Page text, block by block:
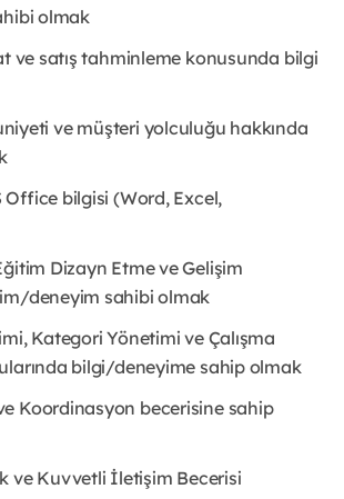
olmak
ve satış tahminleme konusunda bilgi
ve müşteri yolculuğu hakkında
bilgisi (Word, Excel,
Dizayn Etme ve Gelişim
deneyim sahibi olmak
Kategori Yönetimi ve Çalışma
bilgi/deneyime sahip olmak
Koordinasyon becerisine sahip
ve Kuvvetli İletişim Becerisi